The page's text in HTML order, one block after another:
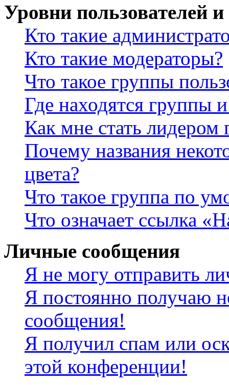
Уровни пользователей
Кто такие
Кто такие модераторы?
Что такое группы
Где находятся группы
Как мне стать лидером
Почему названия
цвета?
Что такое группа по
Что означает ссылка
Личные сообщения
Я не могу отправить
Я постоянно получаю
сообщения!
Я получил спам или
этой конференции!